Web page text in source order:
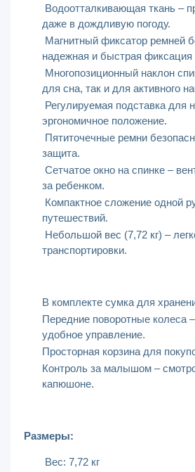
Водоотталкивающая ткань –
даже в дождливую погоду.
Магнитный фиксатор ремней
надежная и быстрая фиксация
Многопозиционный наклон
для сна, так и для активного
Регулируемая подставка для
эргономичное положение.
Пятиточечные ремни
защита.
Сетчатое окно на спинке –
за ребенком.
Компактное сложение одной
путешествий.
Небольшой вес (7,72 кг) –
транспортировки.
В комплекте сумка для
Передние поворотные колеса
удобное управление.
Просторная корзина для
Контроль за малышом –
капюшоне.
Размеры:
Вес: 7,72 кг